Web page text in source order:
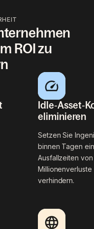
ROI zu
eliminieren
Setzen Sie
binnen Tagen
Ausfallzeiten
Millionenverluste
verhindern.